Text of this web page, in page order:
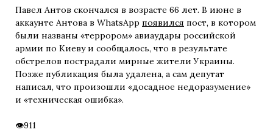
Павел Антов скончался в возрасте 66 лет. В июне в
аккаунте Антова в WhatsApp появился пост, в котором
были названы «террором» авиаудары российской
армии по Киеву и сообщалось, что в результате
обстрелов пострадали мирные жители Украины.
Позже публикация была удалена, а сам депутат
написал, что произошли «досадное недоразумение»
и «техническая ошибка».
911